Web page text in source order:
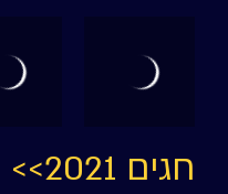
חגים 2021>>